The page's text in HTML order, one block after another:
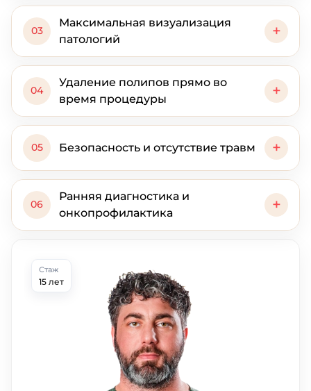
03
Максимальная визуализация
патологий
+
мелкие доброкачественные опухоли;
дивертикулы (выпячивания стенок);
04
Удаление полипов прямо во
время процедуры
+
05 Безопасность и отсутствие травм +
06
Ранняя диагностика и
онкопрофилактика
+
гистологический анализ
Стаж
15 лет